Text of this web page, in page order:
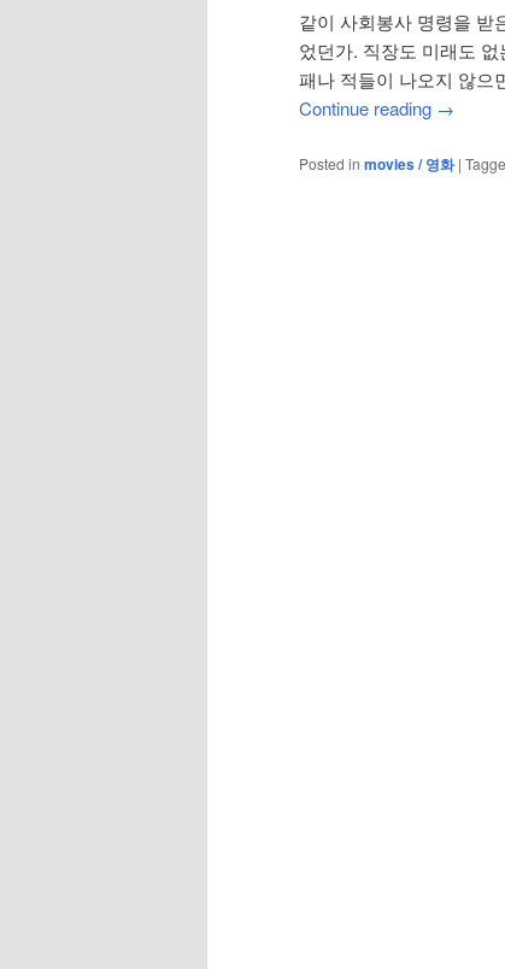
같이 사회봉사 명령을 받
었던가. 직장도 미래도
패나 적들이 나오지 않으
Continue reading →
Posted in movies / 영화 |